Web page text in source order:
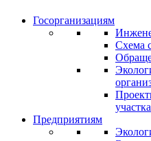
Госорганизациям
Схема
участка
Предприятиям